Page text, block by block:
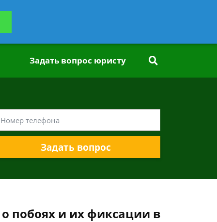
Задать вопрос юристу
Задать вопрос
побоях и их фиксации в